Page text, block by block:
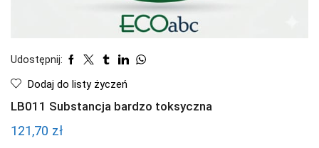
Udostępnij:
Dodaj do listy życzeń
LB011 Substancja bardzo toksyczna
121,70 zł